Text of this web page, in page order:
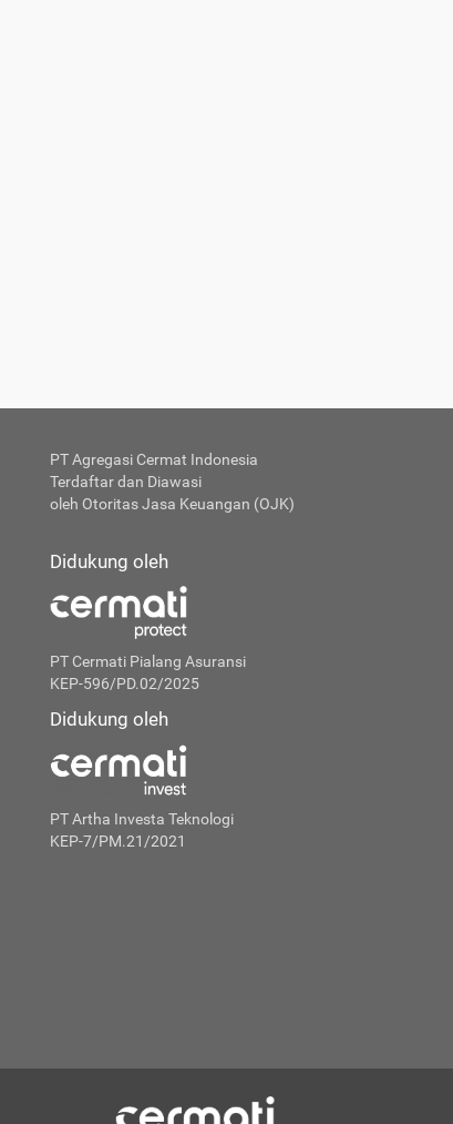
PT Agregasi Cermat Indonesia
Terdaftar dan Diawasi
oleh Otoritas Jasa Keuangan (OJK)
Didukung oleh
PT Cermati Pialang Asuransi
KEP-596/PD.02/2025
Didukung oleh
PT Artha Investa Teknologi
KEP-7/PM.21/2021